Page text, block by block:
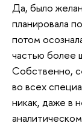
Да, было
планировала
потом
частью более
Собственно,
во всех
никак, даже в